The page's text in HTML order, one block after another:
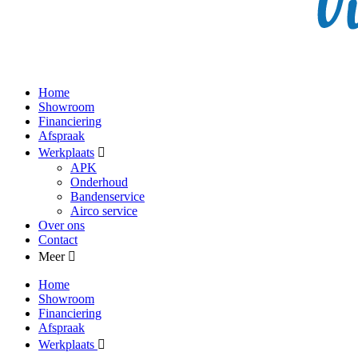
Home
Showroom
Financiering
Afspraak
Werkplaats
APK
Onderhoud
Bandenservice
Airco service
Over ons
Contact
Meer
Home
Showroom
Financiering
Afspraak
Werkplaats